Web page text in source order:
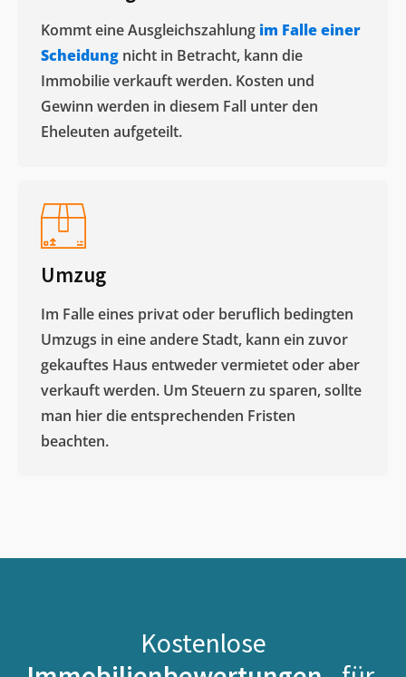
Kommt eine Ausgleichszahlung im Falle einer
Scheidung nicht in Betracht, kann die
Immobilie verkauft werden. Kosten und
Gewinn werden in diesem Fall unter den
Eheleuten aufgeteilt.​
Umzug
Im Falle eines privat oder beruflich bedingten
Umzugs in eine andere Stadt, kann ein zuvor
gekauftes Haus entweder vermietet oder aber
verkauft werden. Um Steuern zu sparen, sollte
man hier die entsprechenden Fristen
beachten.
Kostenlose